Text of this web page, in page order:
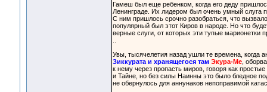
Гамеш был еще ребенком, когда его деду
Ленинграде. Их лидером был очень умный слуга
С ним пришлось срочно разобраться, что
популярный был этот Киров в народе. Но что
верные слуги, от которых эти тупые марионетки
Увы, тысячелетия назад ушли те времена, когда
Зиккурата и хранящегося там Экура-Ме,
к нему через пропасть миров, говоря как
и Тайне, но без силы Наинны это было бледное
не обернулось для аннунаков непоправимой